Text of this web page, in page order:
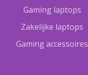
Gaming laptops
Zakelijke laptops
Gaming accessoires